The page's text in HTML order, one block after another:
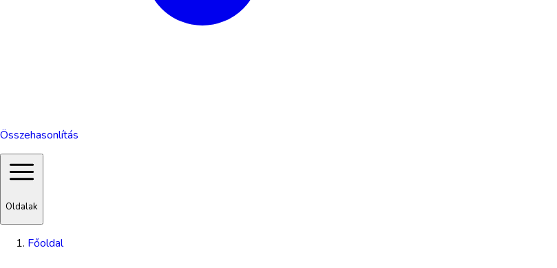
Összehasonlítás
Oldalak
Főoldal